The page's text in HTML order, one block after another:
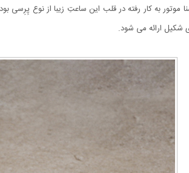
موتور به کار رفته در قلب این ساعتِ زیبا از نوع پِرِسی
شکیل ارائه می شود.